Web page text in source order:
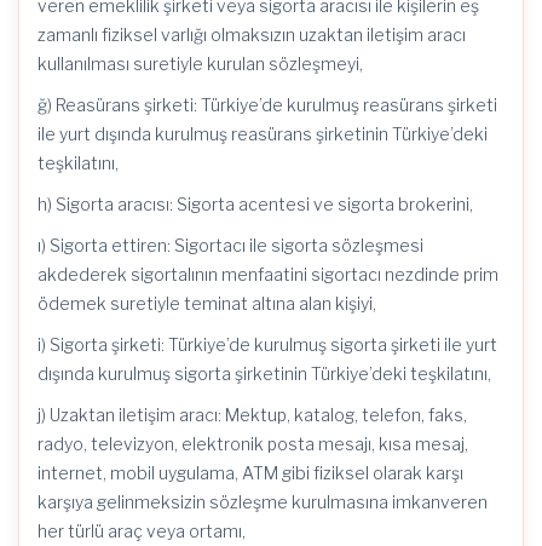
veren emeklilik şirketi veya sigorta aracısı ile kişilerin eş
zamanlı fiziksel varlığı olmaksızın uzaktan iletişim aracı
kullanılması suretiyle kurulan sözleşmeyi,
ğ) Reasürans şirketi: Türkiye’de kurulmuş reasürans şirketi
ile yurt dışında kurulmuş reasürans şirketinin Türkiye’deki
teşkilatını,
h) Sigorta aracısı: Sigorta acentesi ve sigorta brokerini,
ı) Sigorta ettiren: Sigortacı ile sigorta sözleşmesi
akdederek sigortalının menfaatini sigortacı nezdinde prim
ödemek suretiyle teminat altına alan kişiyi,
i) Sigorta şirketi: Türkiye’de kurulmuş sigorta şirketi ile yurt
dışında kurulmuş sigorta şirketinin Türkiye’deki teşkilatını,
j) Uzaktan iletişim aracı: Mektup, katalog, telefon, faks,
radyo, televizyon, elektronik posta mesajı, kısa mesaj,
internet, mobil uygulama, ATM gibi fiziksel olarak karşı
karşıya gelinmeksizin sözleşme kurulmasına imkanveren
her türlü araç veya ortamı,